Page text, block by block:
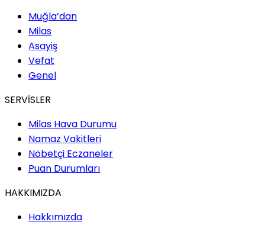
Muğla’dan
Milas
Asayiş
Vefat
Genel
SERVİSLER
Milas Hava Durumu
Namaz Vakitleri
Nöbetçi Eczaneler
Puan Durumları
HAKKIMIZDA
Hakkımızda